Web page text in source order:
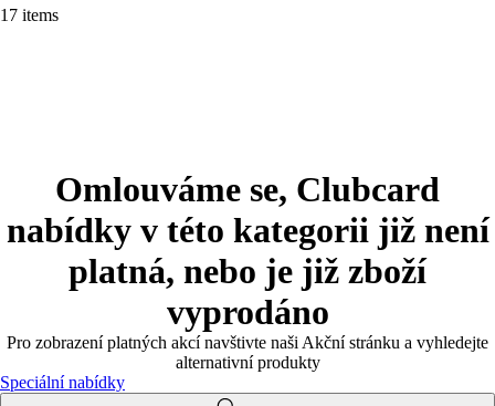
17 items
Omlouváme se, Clubcard
nabídky v této kategorii již není
platná, nebo je již zboží
vyprodáno
Pro zobrazení platných akcí navštivte naši Akční stránku a vyhledejte
alternativní produkty
Speciální nabídky